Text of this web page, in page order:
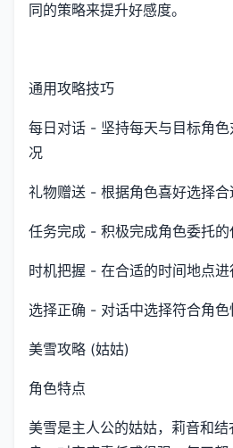
同的策略来提升好感度。
通用攻略技巧
每日对话 - 坚持每天与目标角
况
礼物赠送 - 根据角色喜好选择合
任务完成 - 积极完成角色委托的
时机把握 - 在合适的时间地点进
选择正确 - 对话中选择符合角
美雪攻略 (姑姑)
角色特点
美雪是主人公的姑姑，莉音和